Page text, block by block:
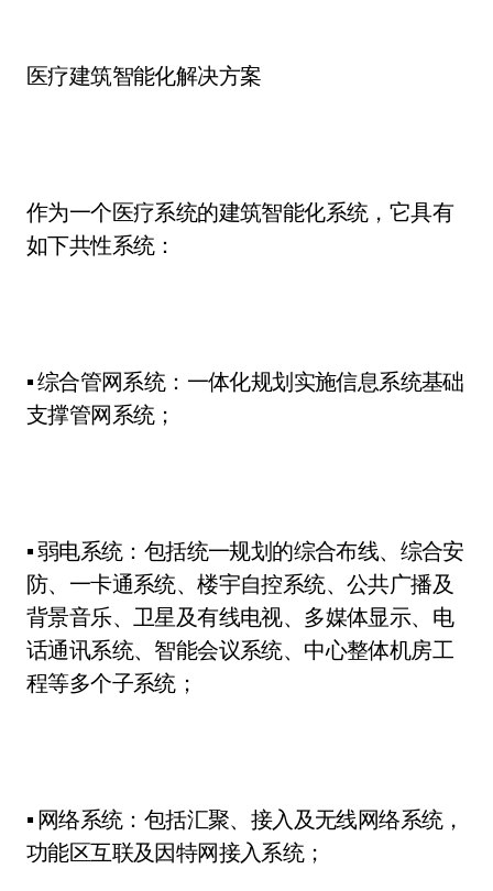
医疗建筑智能化解决方案
作为一个医疗系统的建筑智能化系统，它具有
如下共性系统：
▪ 综合管网系统：一体化规划实施信息系统基础
支撑管网系统；
▪ 弱电系统：包括统一规划的综合布线、综合安
防、一卡通系统、楼宇自控系统、公共广播及
背景音乐、卫星及有线电视、多媒体显示、电
话通讯系统、智能会议系统、中心整体机房工
程等多个子系统；
▪ 网络系统：包括汇聚、接入及无线网络系统，
功能区互联及因特网接入系统；